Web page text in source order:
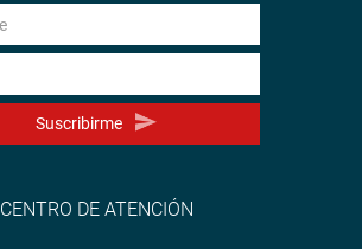
Suscribirme
CENTRO DE ATENCIÓN